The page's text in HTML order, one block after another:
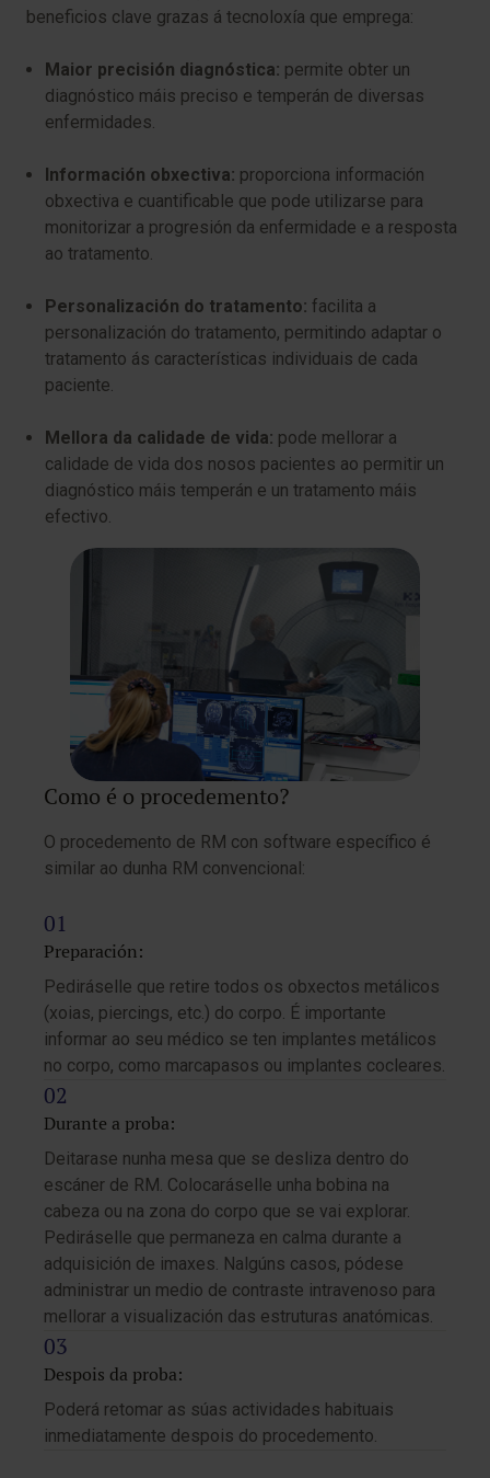
beneficios clave grazas á tecnoloxía que emprega:
Maior precisión diagnóstica: permite obter un
diagnóstico máis preciso e temperán de diversas
enfermidades.
Información obxectiva: proporciona información
obxectiva e cuantificable que pode utilizarse para
monitorizar a progresión da enfermidade e a resposta
ao tratamento.
Personalización do tratamento: facilita a
personalización do tratamento, permitindo adaptar o
tratamento ás características individuais de cada
paciente.
Mellora da calidade de vida: pode mellorar a
calidade de vida dos nosos pacientes ao permitir un
diagnóstico máis temperán e un tratamento máis
efectivo.
Como é o procedemento?
O procedemento de RM con software específico é
similar ao dunha RM convencional:
Preparación:
Pediráselle que retire todos os obxectos metálicos
(xoias, piercings, etc.) do corpo. É importante
informar ao seu médico se ten implantes metálicos
no corpo, como marcapasos ou implantes cocleares.
Durante a proba:
Deitarase nunha mesa que se desliza dentro do
escáner de RM. Colocaráselle unha bobina na
cabeza ou na zona do corpo que se vai explorar.
Pediráselle que permaneza en calma durante a
adquisición de imaxes. Nalgúns casos, pódese
administrar un medio de contraste intravenoso para
mellorar a visualización das estruturas anatómicas.
Despois da proba:
Poderá retomar as súas actividades habituais
inmediatamente despois do procedemento.